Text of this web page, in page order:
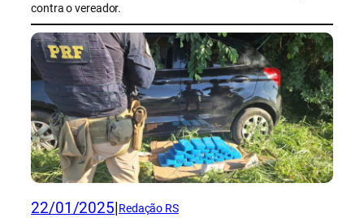
contra o vereador.
22/01/2025 Redação RS